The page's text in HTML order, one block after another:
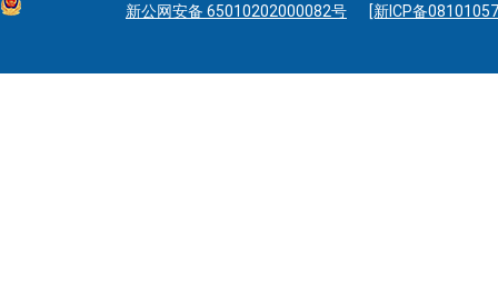
新公网安备 65010202000082号
[新ICP备